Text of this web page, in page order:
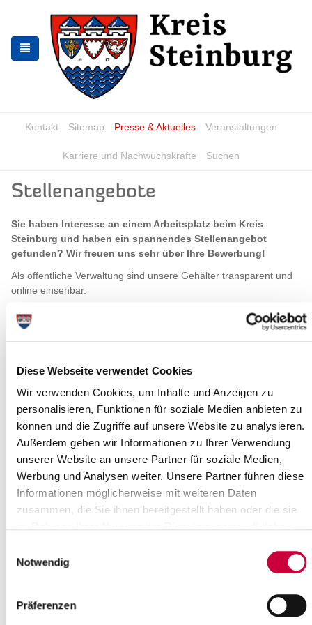
Diese Webseite verwendet Cookies
Wir verwenden Cookies, um Inhalte und Anzeigen zu
personalisieren, Funktionen für soziale Medien anbieten zu
können und die Zugriffe auf unsere Website zu analysieren.
Außerdem geben wir Informationen zu Ihrer Verwendung
unserer Website an unsere Partner für soziale Medien,
Werbung und Analysen weiter. Unsere Partner führen diese
Informationen möglicherweise mit weiteren Daten
zusammen, die Sie ihnen bereitgestellt haben oder die sie
Notwendig
Präferenzen
springen
springen
Kontakt Sitemap Presse & Aktuelles Veranstaltungen
Karriere und Nachwuchskräfte Suchen
Stellenangebote
Sie haben Interesse an einem Arbeitsplatz beim Kreis
Steinburg und haben ein spannendes Stellenangebot
gefunden? Wir freuen uns sehr über Ihre Bewerbung!
Als öffentliche Verwaltung sind unsere Gehälter transparent und
online einsehbar.
Sie finden die Entgelttabelle für den öffentlichen Dienst VKA hier
.
Sie finden die Entgelttabelle für den Sozial- und Erziehungsdienst
Sie finden die Besoldungstabelle für Beamt*innen
Sie können den Stellenausschreibungen entnehmen nach
welcher Entgelt bzw. Besoldungstabelle eine Stelle vergütet wird.
Für Fragen zum Recruiting Prozess wenden Sie sich bitte gerne
an:
Jessica Rauschmann:rauschmann[at]steinburg.de , Tel. 04821/69
Tanja Otto:otto[at]steinburg.de , Tel. 04821/69 597
Personalamt
Sachgebietsleitung Personalservice und Recruiting (Rn.
1651)